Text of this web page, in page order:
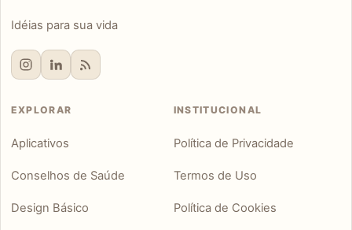
Idéias para sua vida
EXPLORAR
Aplicativos
Conselhos de Saúde
Design Básico
INSTITUCIONAL
Política de Privacidade
Termos de Uso
Política de Cookies